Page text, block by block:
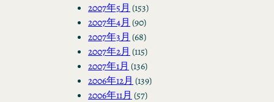
2007年5月 (153)
2007年4月 (90)
2007年3月 (68)
2007年2月 (115)
2007年1月 (136)
2006年12月 (139)
2006年11月 (57)